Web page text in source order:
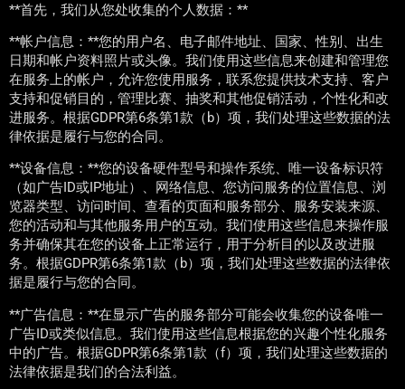
**首先，我们从您处收集的个人数据：**
**帐户信息：**您的用户名、电子邮件地址、国家、性别、出生
日期和帐户资料照片或头像。我们使用这些信息来创建和管理您
在服务上的帐户，允许您使用服务，联系您提供技术支持、客户
支持和促销目的，管理比赛、抽奖和其他促销活动，个性化和改
进服务。根据GDPR第6条第1款（b）项，我们处理这些数据的法
律依据是履行与您的合同。
**设备信息：**您的设备硬件型号和操作系统、唯一设备标识符
（如广告ID或IP地址）、网络信息、您访问服务的位置信息、浏
览器类型、访问时间、查看的页面和服务部分、服务安装来源、
您的活动和与其他服务用户的互动。我们使用这些信息来操作服
务并确保其在您的设备上正常运行，用于分析目的以及改进服
务。根据GDPR第6条第1款（b）项，我们处理这些数据的法律依
据是履行与您的合同。
**广告信息：**在显示广告的服务部分可能会收集您的设备唯一
广告ID或类似信息。我们使用这些信息根据您的兴趣个性化服务
中的广告。根据GDPR第6条第1款（f）项，我们处理这些数据的
法律依据是我们的合法利益。